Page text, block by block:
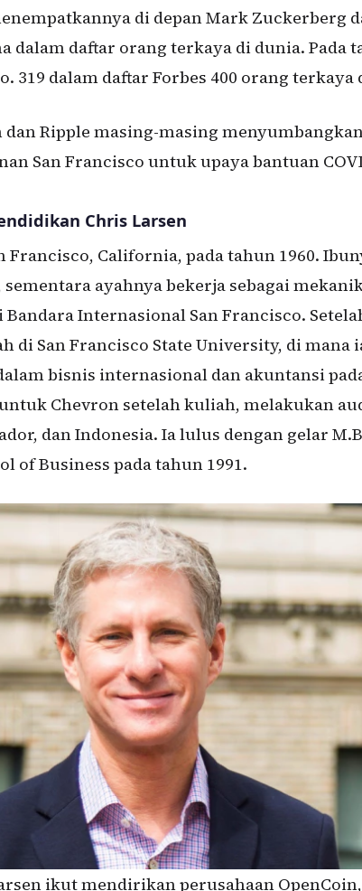
di depan Mark Zuckerberg
dalam daftar orang terkaya di dunia. Pada
319 dalam daftar Forbes 400 orang
dan Ripple masing-masing
San Francisco untuk upaya bantuan
Chris Larsen
Francisco, California, pada tahun 1960.
ayahnya bekerja sebagai
Internasional San Francisco.
di San Francisco State University, di mana
bisnis internasional dan akuntansi
Chevron setelah kuliah, melakukan
dan Indonesia. Ia lulus dengan gelar
of Business pada tahun 1991.
ikut mendirikan perusahaan